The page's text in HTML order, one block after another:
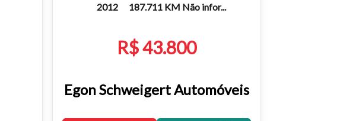
2012 187.711 KM Não infor...
R$ 43.800
Egon Schweigert Automóveis